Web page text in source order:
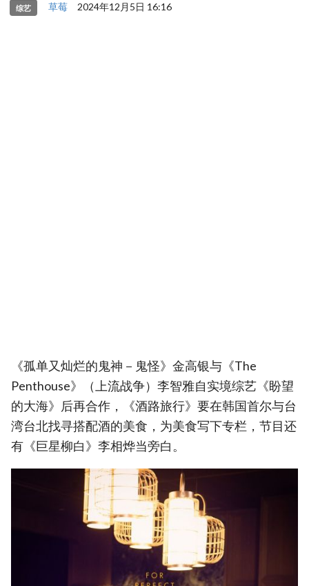
综艺 草莓 2024年12月5日 16:16
《孤单又灿烂的鬼神－鬼怪》金高银与《The
Penthouse》（上流战争）李智雅自实境综艺《盼望
的大海》后再合作，《酒路旅行》要在韩国首尔与台
湾台北找寻搭配酒的美食，为美食写下专栏，节目还
有《巨星柳白》李相烨当旁白。